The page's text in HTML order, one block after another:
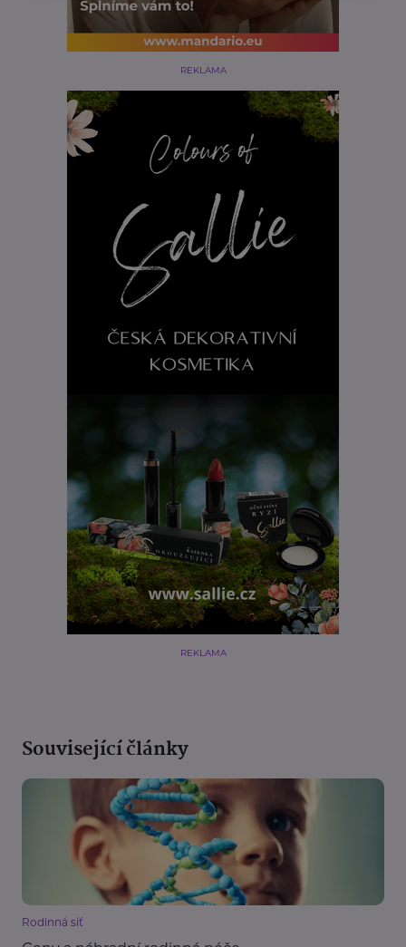
REKLAMA
REKLAMA
Související články
Rodinná síť